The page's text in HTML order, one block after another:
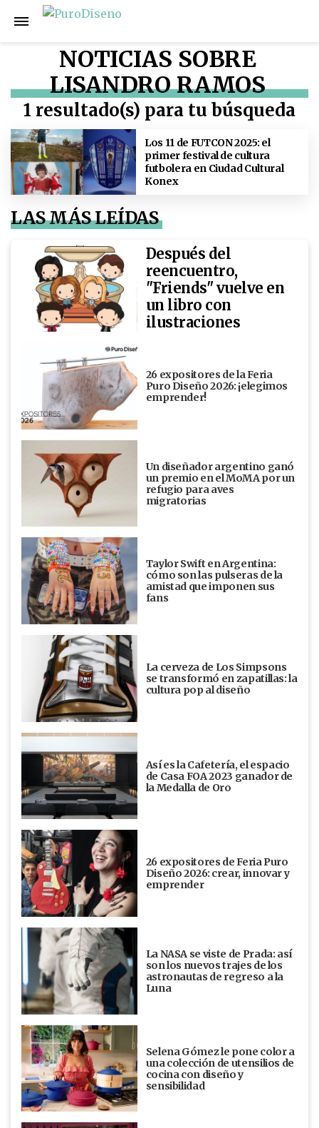
NOTICIAS SOBRE
LISANDRO RAMOS
1 resultado(s) para tu búsqueda
Los 11 de FUTCON 2025: el
primer festival de cultura
futbolera en Ciudad Cultural
Konex
LAS MÁS LEÍDAS
Después del
reencuentro,
"Friends" vuelve en
un libro con
ilustraciones
26 expositores de la Feria
Puro Diseño 2026: ¡elegimos
emprender!
Un diseñador argentino ganó
un premio en el MoMA por un
refugio para aves
migratorias
Taylor Swift en Argentina:
cómo son las pulseras de la
amistad que imponen sus
fans
La cerveza de Los Simpsons
se transformó en zapatillas: la
cultura pop al diseño
Así es la Cafetería, el espacio
de Casa FOA 2023 ganador de
la Medalla de Oro
26 expositores de Feria Puro
Diseño 2026: crear, innovar y
emprender
La NASA se viste de Prada: así
son los nuevos trajes de los
astronautas de regreso a la
Luna
Selena Gómez le pone color a
una colección de utensilios de
cocina con diseño y
sensibilidad